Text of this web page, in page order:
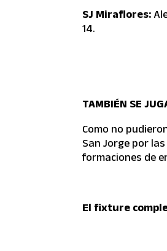
SJ Miraflores:
14.
TAMBIÉN SE
Como no
San Jorge por
formaciones de
El fixture